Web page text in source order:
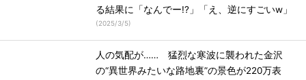
る結果に「なんでー!?」「え、逆にすごいw」
(2025/3/5)
人の気配が…… 猛烈な寒波に襲われた金沢
の“異世界みたいな路地裏”の景色が220万表